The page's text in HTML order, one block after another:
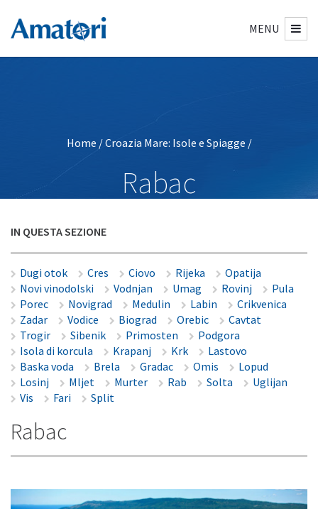
MENU
Home /Croazia Mare: Isole e Spiagge /
Rabac
IN QUESTA SEZIONE
Dugi otok Cres Ciovo Rijeka
Opatija
Novi vinodolski
Vodnjan Umag Rovinj
Pula
Porec
Novigrad Medulin Labin
Crikvenica
Zadar
Vodice Biograd Orebic
Cavtat
Trogir
Sibenik Primosten
Podgora
Isola di korcula
Krapanj Krk
Lastovo
Baska voda
Brela Gradac Omis
Lopud
Losinj
Mljet Murter Rab Solta
Uglijan
Vis
Fari Split
Rabac